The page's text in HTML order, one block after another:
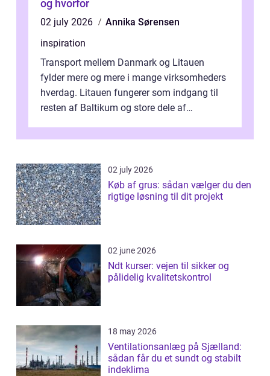
og hvorfor
02 july 2026
Annika Sørensen
inspiration
Transport mellem Danmark og Litauen
fylder mere og mere i mange virksomheders
hverdag. Litauen fungerer som indgang til
resten af Baltikum og store dele af
02 july 2026
Køb af grus: sådan vælger du den
rigtige løsning til dit projekt
02 june 2026
Ndt kurser: vejen til sikker og
pålidelig kvalitetskontrol
18 may 2026
Ventilationsanlæg på Sjælland:
sådan får du et sundt og stabilt
indeklima